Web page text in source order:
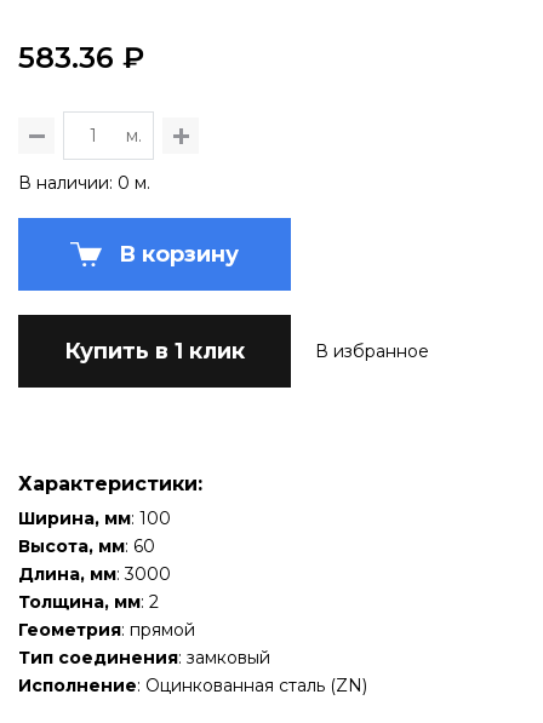
583.36 ₽
м.
В наличии: 0 м.
В корзину
Купить в 1 клик В избранное
Характеристики:
Ширина, мм: 100
Высота, мм: 60
Длина, мм: 3000
Толщина, мм: 2
Геометрия: прямой
Тип соединения: замковый
Исполнение: Оцинкованная сталь (ZN)